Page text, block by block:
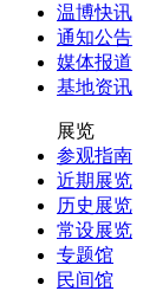
温博快讯
通知公告
媒体报道
基地资讯
展览
参观指南
近期展览
历史展览
常设展览
专题馆
民间馆